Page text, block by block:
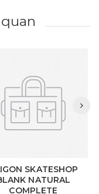
SKATESHOP
NATURAL
COMPLETE